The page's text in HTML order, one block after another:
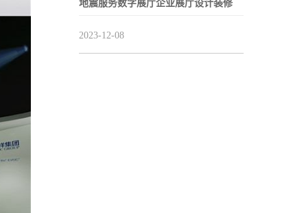
地震服务数字展厅企业展厅设计装修
2023-12-08